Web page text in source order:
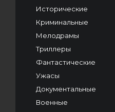
Исторические
Криминальные
Мелодрамы
Триллеры
Фантастические
Ужасы
Документальные
Военные